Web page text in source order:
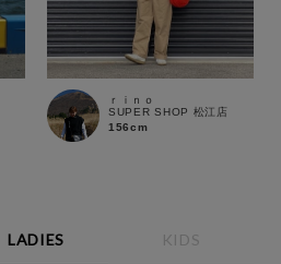
ｒｉｎｏ
SUPER SHOP 松江店
156cm
LADIES KIDS